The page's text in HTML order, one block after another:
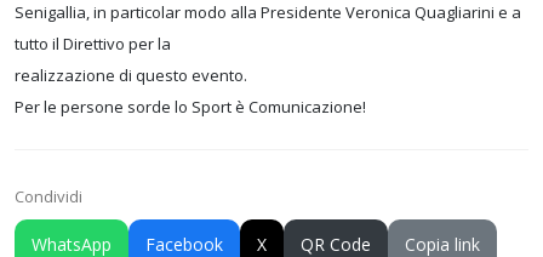
Senigallia, in particolar modo alla Presidente Veronica Quagliarini e a
tutto il Direttivo per la
realizzazione di questo evento.
Per le persone sorde lo Sport è Comunicazione!
Condividi
WhatsApp Facebook X QR Code Copia link